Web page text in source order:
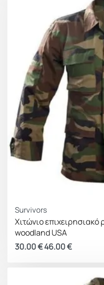
Survivors
Χιτώνιο
woodland USA
30.00€46.00€